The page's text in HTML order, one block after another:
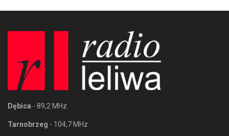
Dębica - 89,2 MHz
Tarnobrzeg - 104,7 MHz